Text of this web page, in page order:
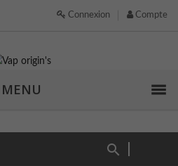
Compte
Connexion
MENU